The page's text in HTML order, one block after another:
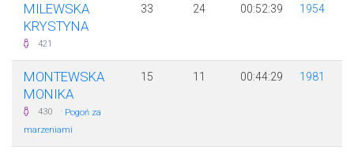
MILEWSKA
KRYSTYNA
421
33 24 00:52:39 1954
MONTEWSKA
MONIKA
430 · Pogoń za
marzeniami
15 11 00:44:29 1981